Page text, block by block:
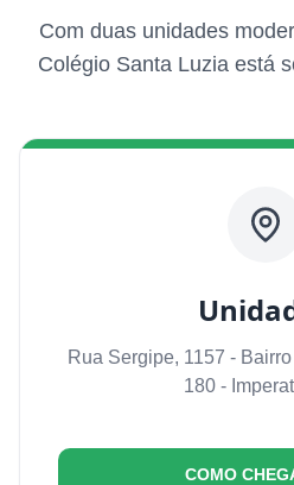
Com duas unidades
Colégio Santa Luzia está
Rua Sergipe, 1157 -
180 -
COMO